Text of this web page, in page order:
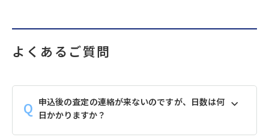
よくあるご質問
申込後の査定の連絡が来ないのですが、日数は何
日かかりますか？